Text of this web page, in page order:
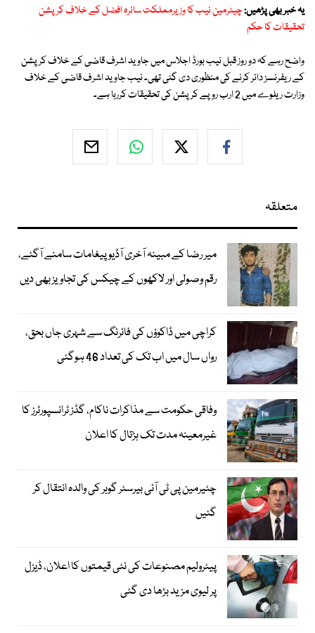
یہ خبر بھی پڑھیں:چیئرمین نیب کا وزیرمملکت سائرہ افضل کے خلاف کرپشن
تحقیقات کا حکم
واضح رہے کہ دو روز قبل نیب بورڈ اجلاس میں جاوید اشرف قاضی کے خلاف کرپشن
کے ریفرنسز دائر کرنے کی منظوری دی گئی تھی۔ نیب جاوید اشرف قاضی کے خلاف
وزارت ریلوے میں 2 ارب روپے کرپشن کی تحقیقات کررہا ہے۔
متعلقہ
میر رضا کے مبینہ آخری آڈیو پیغامات سامنے آگئے،
رقم وصولی اور لاکھوں کے چیکس کی تجاویز بھی دیں
کراچی میں ڈاکوؤں کی فائرنگ سے شہری جاں بحق،
رواں سال میں اب تک کی تعداد 46 ہوگئی
وفاقی حکومت سے مذاکرات ناکام، گڈز ٹرانسپورٹرز کا
غیرمعینہ مدت تک ہڑتال کا اعلان
چئیرمین پی ٹی آئی بیرسٹر گوہر کی والدہ انتقال کر
گئیں
پیٹرولیم مصنوعات کی نئی قیمتوں کا اعلان، ڈیزل
پر لیوی مزید بڑھا دی گئی